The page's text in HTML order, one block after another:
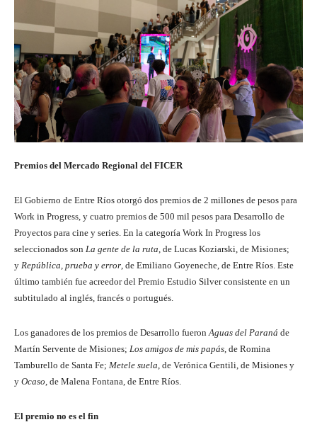
Premios del Mercado Regional del FICER
El Gobierno de Entre Ríos otorgó dos premios de 2 millones de pesos para
Work in Progress, y cuatro premios de 500 mil pesos para Desarrollo de
Proyectos para cine y series. En la categoría Work In Progress los
seleccionados son La gente de la ruta , de Lucas Koziarski, de Misiones;
y República, prueba y error , de Emiliano Goyeneche, de Entre Ríos. Este
último también fue acreedor del Premio Estudio Silver consistente en un
subtitulado al inglés, francés o portugués.
Los ganadores de los premios de Desarrollo fueron Aguas del Paraná de
Martín Servente de Misiones; Los amigos de mis papás , de Romina
Tamburello de Santa Fe; Metele suela , de Verónica Gentili, de Misiones y
y Ocaso , de Malena Fontana, de Entre Ríos.
El premio no es el fin